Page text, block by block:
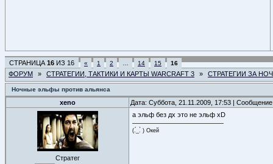
СТРАНИЦА 16 ИЗ 16 « 1 2 14 15 16
ФОРУМ » СТРАТЕГИИ, ТАКТИКИ И КАРТЫ WARCRAFT 3 » СТРАТЕГИИ ЗА
Ночные эльфы против альянса
xeno Дата: Суббота, 21.11.2009, 17:53 |
Стратег
а эльф без дх это не эльф xD
(.́_.̀ ) Окей